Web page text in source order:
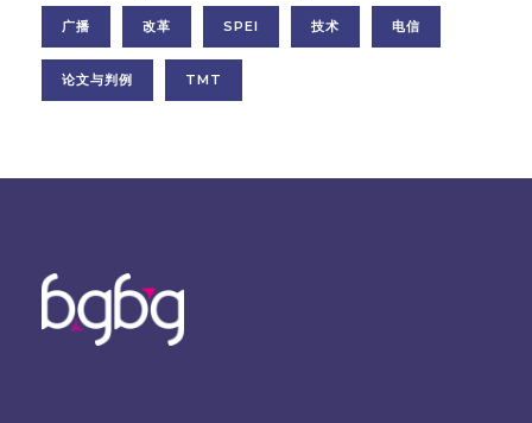
广播 改革 SPEI 技术 电信
论文与判例 TMT